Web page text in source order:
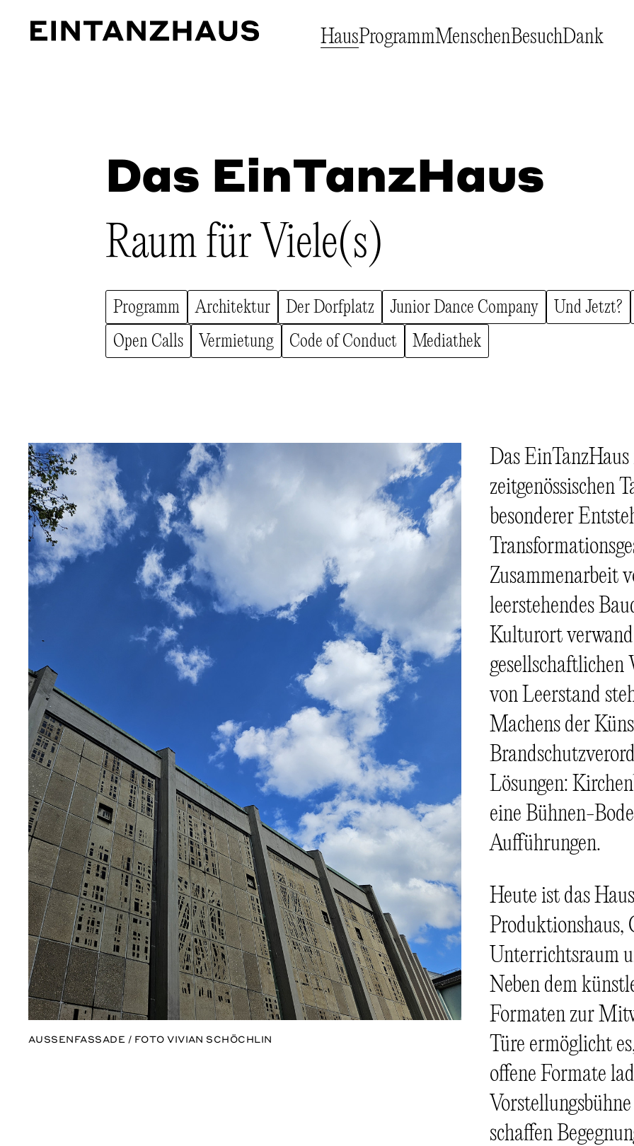
EinTanzHaus e.V.
HausProgrammMenschenBesuchDank
Das EinTanzHaus
Raum für Viele(s)
Programm Architektur Der Dorfplatz Junior Dance Company
Und Jetzt?
Open Calls
Vermietung Code of Conduct Mediathek
AUSSENFASSADE / FOTO VIVIAN SCHÖCHLIN
Das
zeitgenössischen
besonderer
Zusammenarbeit
leerstehendes
Kulturort
gesellschaftlichen
von Leerstand
Machens der
Lösungen:
eine Bühnen-
Aufführungen.
Heute ist das
Unterrichtsraum
Neben dem
Formaten zur
Türe ermöglicht
offene Formate
schaffen